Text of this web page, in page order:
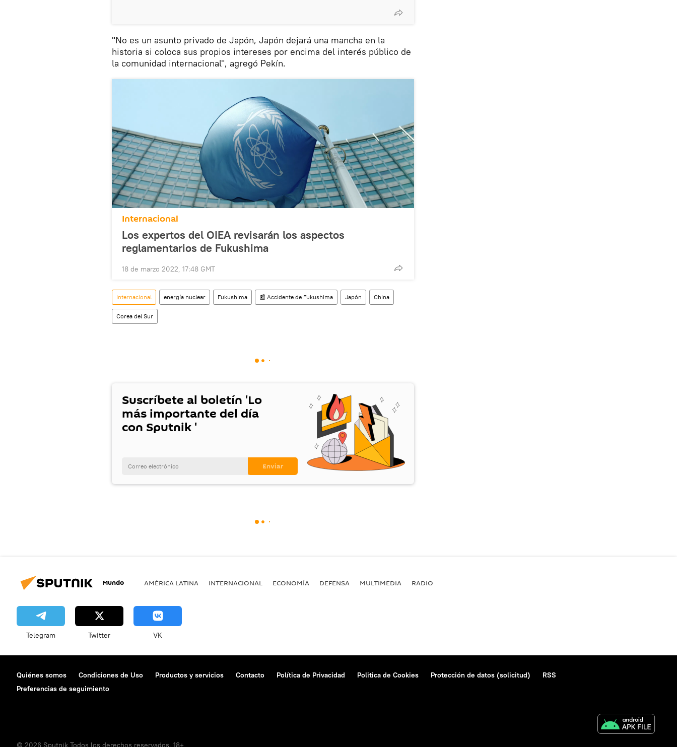
"No es un asunto privado de Japón, Japón dejará una mancha en la
historia si coloca sus propios intereses por encima del interés público de
la comunidad internacional", agregó Pekín.
Internacional
Los expertos del OIEA revisarán los aspectos
reglamentarios de Fukushima
18 de marzo 2022, 17:48 GMT
Internacional energía nuclear Fukushima 📰 Accidente de Fukushima Japón China
Corea del Sur
Suscríbete al boletín 'Lo
más importante del día
con Sputnik '
Mundo AMÉRICA LATINA INTERNACIONAL ECONOMÍA DEFENSA MULTIMEDIA RADIO
Telegram Twitter VK
Quiénes somos Condiciones de Uso Productos y servicios Contacto Política de Privacidad Politica de Cookies Protección de datos (solicitud)
RSS
Preferencias de seguimiento
© 2026 Sputnik Todos los derechos reservados. 18+